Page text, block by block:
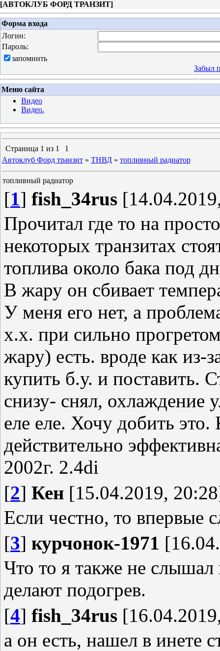
[АВТОКЛУБ ФОРД ТРАНЗИТ]
Форма входа
Логин:
Пароль:
запомнить
Забыл
Меню сайта
Видео
Видео.
Страница 1 из 1
1
Автоклуб Форд транзит » ТНВД » топливный радиатор
топливный радиатор
[1] fish_34rus
Прочитал где то на
некоторых транзитах
топлива около бака под
В жару он сбивает
У меня его нет, а
х.х. при сильно
жару) есть. вроде как из-
купить б.у. и поставить.
снизу- снял, охлаждение
еле еле. Хочу добить это.
действительно
2002г. 2.4di
[2] Кен [15.04.2019,
Если честно, то впервые
[3] курчонок-1971
Что то я также не
делают подогрев.
[4] fish_34rus
а он есть, нашел в инете